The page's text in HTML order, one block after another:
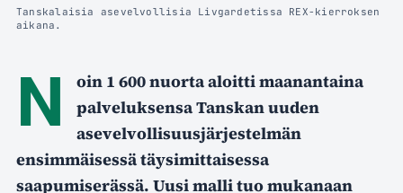
Tanskalaisia asevelvollisia Livgardetissa REX-kierroksen
aikana.
N
oin 1 600 nuorta aloitti maanantaina
palveluksensa Tanskan uuden
asevelvollisuusjärjestelmän
ensimmäisessä täysimittaisessa
saapumiserässä. Uusi malli tuo mukanaan